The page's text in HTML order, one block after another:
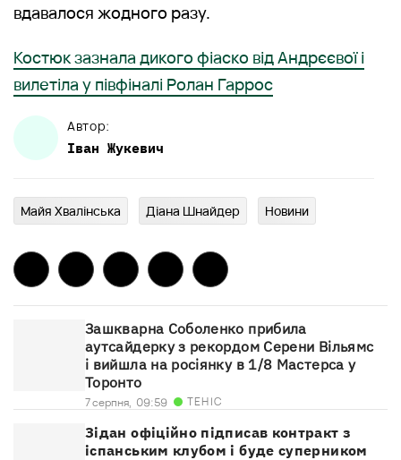
вдавалося жодного разу.
Костюк зазнала дикого фіаско від Андрєєвої і
вилетіла у півфіналі Ролан Гаррос
Автор:
Іван Жукевич
Майя Хвалінська Діана Шнайдер Новини
Зашкварна Соболенко прибила
аутсайдерку з рекордом Серени Вільямс
і вийшла на росіянку в 1/8 Мастерса у
Торонто
7 серпня, 09:59 ТЕНІС
Зідан офіційно підписав контракт з
іспанським клубом і буде суперником